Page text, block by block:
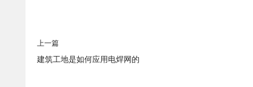
上一篇
建筑工地是如何应用电焊网的